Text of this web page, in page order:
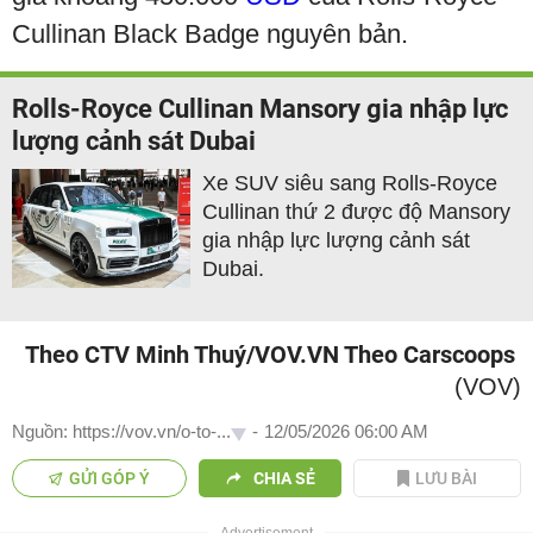
Cullinan Black Badge nguyên bản.
Rolls-Royce Cullinan Mansory gia nhập lực
lượng cảnh sát Dubai
Xe SUV siêu sang Rolls-Royce
Cullinan thứ 2 được độ Mansory
gia nhập lực lượng cảnh sát
Dubai.
Theo CTV Minh Thuý/VOV.VN Theo Carscoops
(VOV)
Nguồn: https://vov.vn/o-to-... - 12/05/2026 06:00 AM
GỬI GÓP Ý CHIA SẺ LƯU BÀI